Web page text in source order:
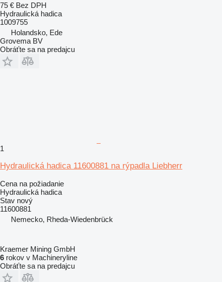
75 € Bez DPH
Hydraulická hadica
1009755
Holandsko, Ede
Grovema BV
Obráťte sa na predajcu
1
Hydraulická hadica 11600881 na rýpadla Liebherr
Cena na požiadanie
Hydraulická hadica
Stav nový
11600881
Nemecko, Rheda-Wiedenbrück
Kraemer Mining GmbH
6 rokov v Machineryline
Obráťte sa na predajcu